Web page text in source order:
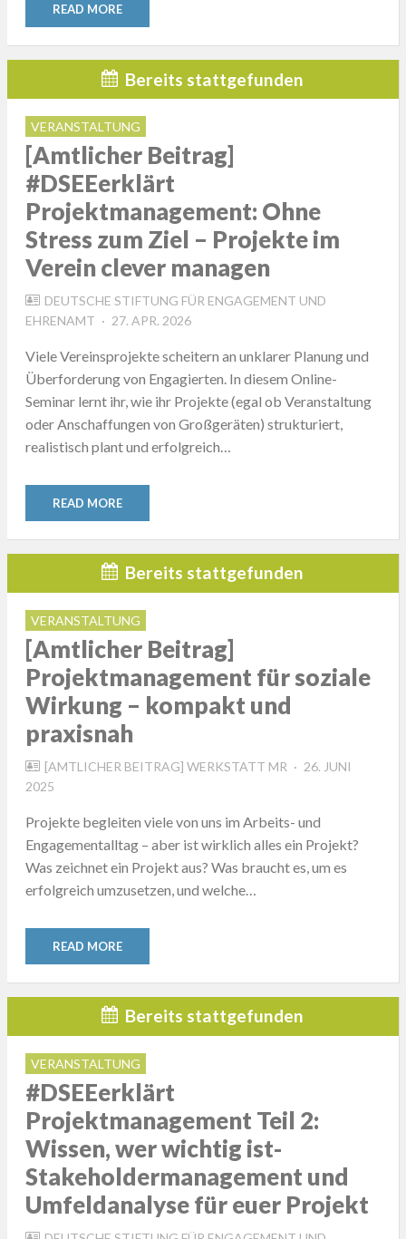
READ MORE
Bereits stattgefunden
VERANSTALTUNG
[Amtlicher Beitrag]
#DSEEerklärt
Projektmanagement: Ohne
Stress zum Ziel – Projekte im
Verein clever managen
DEUTSCHE STIFTUNG FÜR ENGAGEMENT UND
EHRENAMT
POSTED
27. APR. 2026
Viele Vereinsprojekte scheitern an unklarer Planung und
Überforderung von Engagierten. In diesem Online-
Seminar lernt ihr, wie ihr Projekte (egal ob Veranstaltung
oder Anschaffungen von Großgeräten) strukturiert,
realistisch plant und erfolgreich…
READ MORE
Bereits stattgefunden
VERANSTALTUNG
[Amtlicher Beitrag]
Projektmanagement für soziale
Wirkung – kompakt und
praxisnah
[AMTLICHER BEITRAG] WERKSTATT MR
POSTED
26. JUNI
2025
Projekte begleiten viele von uns im Arbeits- und
Engagementalltag – aber ist wirklich alles ein Projekt?
Was zeichnet ein Projekt aus? Was braucht es, um es
erfolgreich umzusetzen, und welche…
READ MORE
Bereits stattgefunden
VERANSTALTUNG
#DSEEerklärt
Projektmanagement Teil 2:
Wissen, wer wichtig ist-
Stakeholdermanagement und
Umfeldanalyse für euer Projekt